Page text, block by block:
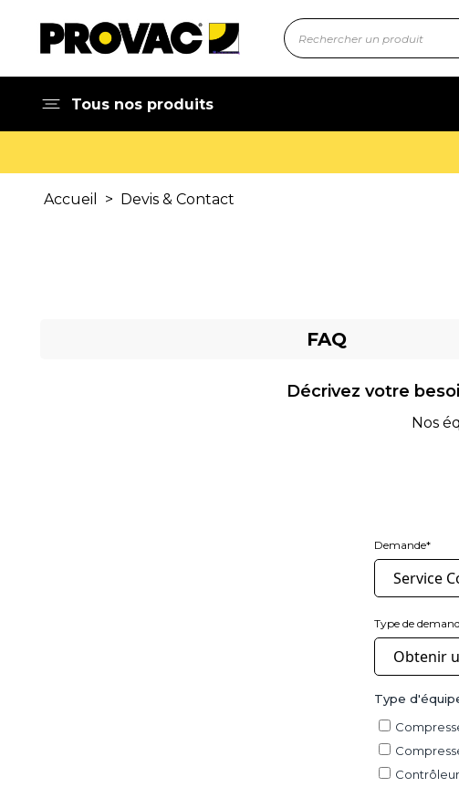
Tous nos produits
Accueil > Devis & Contact
FAQ
Décrivez votre
Nos
Demande*
Type de